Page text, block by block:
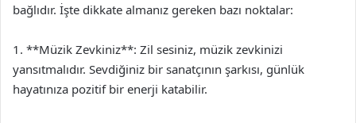
bağlıdır. İşte dikkate almanız gereken bazı noktalar:
1. **Müzik Zevkiniz**: Zil sesiniz, müzik zevkinizi
yansıtmalıdır. Sevdiğiniz bir sanatçının şarkısı, günlük
hayatınıza pozitif bir enerji katabilir.